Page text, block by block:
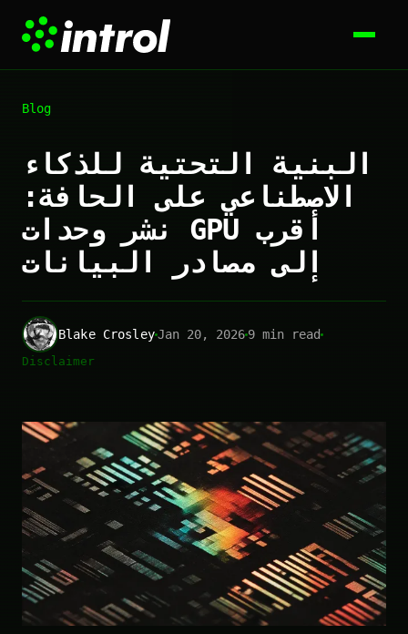
Blog
البنية التحتية للذكاء
الاصطناعي على الحافة:
نشر وحدات GPU أقرب
إلى مصادر البيانات
Blake CrosleyJan 20, 20269 min read
Disclaimer